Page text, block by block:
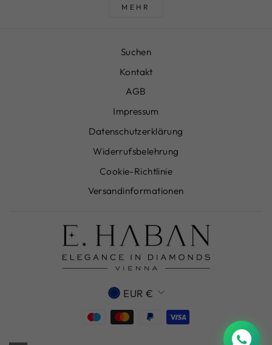
MEHR
Suchen
Kontakt
AGB
Impressum
Datenschutzerklärung
Widerrufsbelehrung
Cookie-Richtlinie
Versandinformationen
WÄHRUNG
EUR €